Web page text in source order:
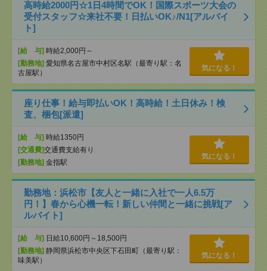
高時給2000円☆1日4時間でOK！国際スポーツ大会の
受付スタッフ☆来社不要！日払いOK♪/N1[アルバイ
ト]
[給 与] 時給2,000円～
[勤務地] 愛知県名古屋市中村区名駅（最寄り駅：名
古屋駅）
気になる！
座り仕事！給与即払いOK！高時給！土日休み！検
査、梱包[派遣]
[給 与] 時給1350円
[交通費]交通費支給有り
[勤務地] 金指駅
気になる！
勤務地：浜松市【友人と一緒に入社で一人6.5万
円！】春から心機一転！新しい仲間と一緒に挑戦[ア
ルバイト]
[給 与] 日給10,600円～18,500円
[勤務地] 静岡県浜松市中央区下石田町（最寄り駅：
味美駅）
気になる！